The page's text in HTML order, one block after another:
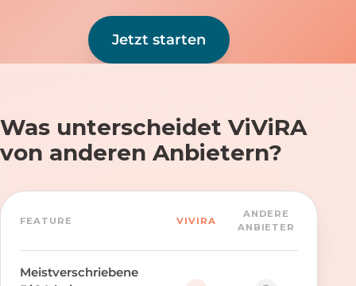
Jetzt starten
Was unterscheidet ViViRA
von anderen Anbietern?
FEATURE VIVIRA
ANDERE
ANBIETER
Meistverschriebene